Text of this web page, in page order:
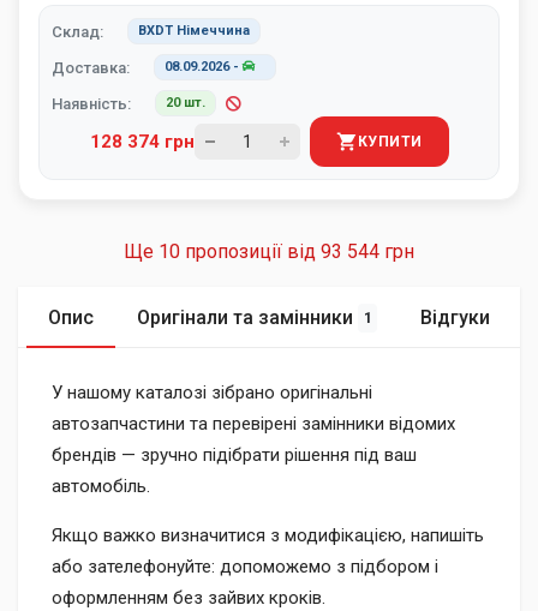
Склад: BXDT Німеччина
Доставка: 08.09.2026-
Наявність: 20 шт.
128 374 грн КУПИТИ
Ще 10 пропозиції від 93 544 грн
Опис Оригінали та замінники 1 Відгуки
У нашому каталозі зібрано оригінальні
автозапчастини та перевірені замінники відомих
брендів — зручно підібрати рішення під ваш
автомобіль.
Якщо важко визначитися з модифікацією, напишіть
або зателефонуйте: допоможемо з підбором і
оформленням без зайвих кроків.